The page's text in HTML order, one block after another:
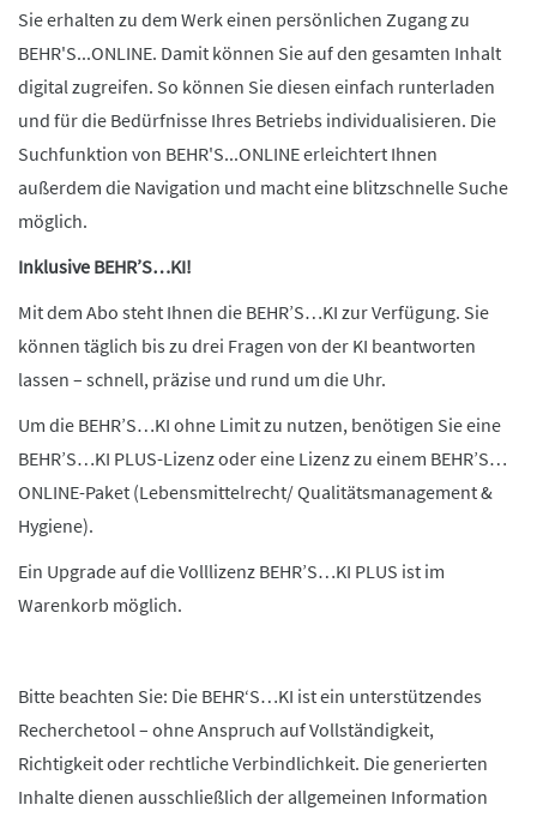
Sie erhalten zu dem Werk einen persönlichen Zugang zu
BEHR'S...ONLINE. Damit können Sie auf den gesamten Inhalt
digital zugreifen. So können Sie diesen einfach runterladen
und für die Bedürfnisse Ihres Betriebs individualisieren. Die
Suchfunktion von BEHR'S...ONLINE erleichtert Ihnen
außerdem die Navigation und macht eine blitzschnelle Suche
möglich.
Inklusive BEHR’S…KI!
Mit dem Abo steht Ihnen die BEHR’S…KI zur Verfügung. Sie
können täglich bis zu drei Fragen von der KI beantworten
lassen – schnell, präzise und rund um die Uhr.
Um die BEHR’S…KI ohne Limit zu nutzen, benötigen Sie eine
BEHR’S…KI PLUS-Lizenz oder eine Lizenz zu einem BEHR’S…
ONLINE-Paket (Lebensmittelrecht/ Qualitätsmanagement &
Hygiene).
Ein Upgrade auf die Volllizenz BEHR’S…KI PLUS ist im
Warenkorb möglich.
Bitte beachten Sie: Die BEHR‘S…KI ist ein unterstützendes
Recherchetool – ohne Anspruch auf Vollständigkeit,
Richtigkeit oder rechtliche Verbindlichkeit. Die generierten
Inhalte dienen ausschließlich der allgemeinen Information